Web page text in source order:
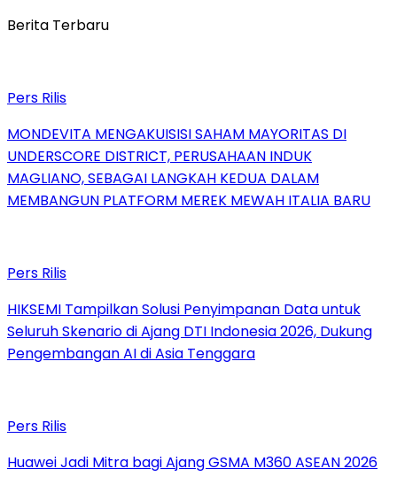
Berita Terbaru
Pers Rilis
MONDEVITA MENGAKUISISI SAHAM MAYORITAS DI
UNDERSCORE DISTRICT, PERUSAHAAN INDUK
MAGLIANO, SEBAGAI LANGKAH KEDUA DALAM
MEMBANGUN PLATFORM MEREK MEWAH ITALIA BARU
Pers Rilis
HIKSEMI Tampilkan Solusi Penyimpanan Data untuk
Seluruh Skenario di Ajang DTI Indonesia 2026, Dukung
Pengembangan AI di Asia Tenggara
Pers Rilis
Huawei Jadi Mitra bagi Ajang GSMA M360 ASEAN 2026